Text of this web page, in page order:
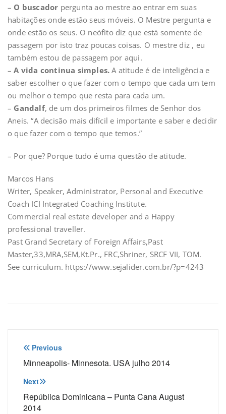
– O buscador pergunta ao mestre ao entrar em suas
habitações onde estão seus móveis. O Mestre pergunta e
onde estão os seus. O neófito diz que está somente de
passagem por isto traz poucas coisas. O mestre diz , eu
também estou de passagem por aqui.
–A vida continua simples. A atitude é de inteligência e
saber escolher o que fazer com o tempo que cada um tem
ou melhor o tempo que resta para cada um.
– Gandalf, de um dos primeiros filmes de Senhor dos
Aneis. “A decisão mais difícil e importante e saber e decidir
o que fazer com o tempo que temos.”
– Por que? Porque tudo é uma questão de atitude.
Marcos Hans
Writer, Speaker, Administrator, Personal and Executive
Coach ICI Integrated Coaching Institute.
Commercial real estate developer and a Happy
professional traveller.
Past Grand Secretary of Foreign Affairs,Past
Master,33,MRA,SEM,Kt.Pr., FRC,Shriner, SRCF VII, TOM.
See curriculum. https://www.sejalider.com.br/?p=4243
Navegação
de
Post
Previous
Minneapolis- Minnesota. USA julho 2014
Next
República Dominicana – Punta Cana August
2014